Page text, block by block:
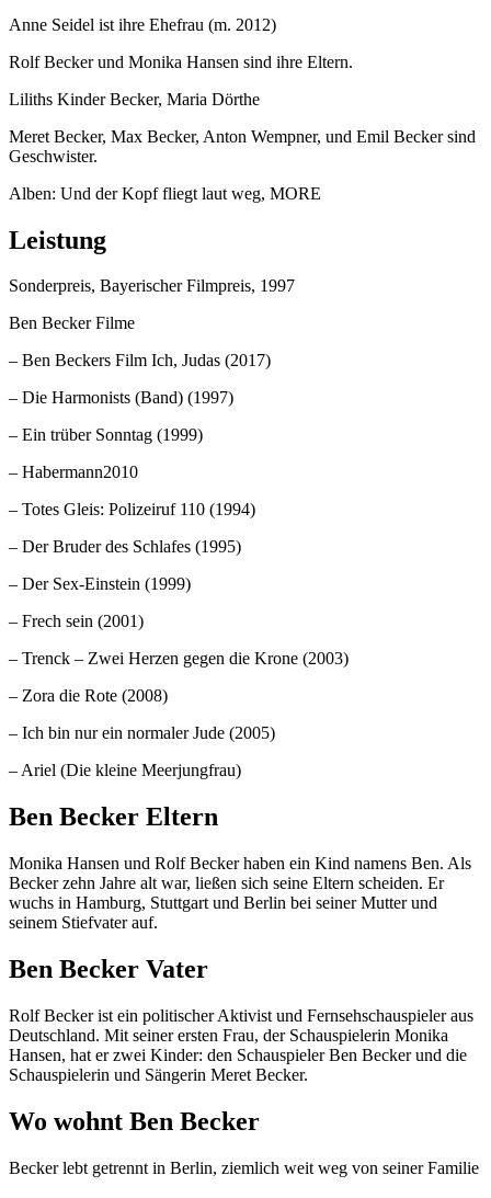
Anne Seidel ist ihre Ehefrau (m. 2012)
Rolf Becker und Monika Hansen sind ihre Eltern.
Liliths Kinder Becker, Maria Dörthe
Meret Becker, Max Becker, Anton Wempner, und Emil Becker sind
Geschwister.
Alben: Und der Kopf fliegt laut weg, MORE
Leistung
Sonderpreis, Bayerischer Filmpreis, 1997
Ben Becker Filme
– Ben Beckers Film Ich, Judas (2017)
– Die Harmonists (Band) (1997)
– Ein trüber Sonntag (1999)
– Habermann2010
– Totes Gleis: Polizeiruf 110 (1994)
– Der Bruder des Schlafes (1995)
– Der Sex-Einstein (1999)
– Frech sein (2001)
– Trenck – Zwei Herzen gegen die Krone (2003)
– Zora die Rote (2008)
– Ich bin nur ein normaler Jude (2005)
– Ariel (Die kleine Meerjungfrau)
Ben Becker Eltern
Monika Hansen und Rolf Becker haben ein Kind namens Ben. Als
Becker zehn Jahre alt war, ließen sich seine Eltern scheiden. Er
wuchs in Hamburg, Stuttgart und Berlin bei seiner Mutter und
seinem Stiefvater auf.
Ben Becker Vater
Rolf Becker ist ein politischer Aktivist und Fernsehschauspieler aus
Deutschland. Mit seiner ersten Frau, der Schauspielerin Monika
Hansen, hat er zwei Kinder: den Schauspieler Ben Becker und die
Schauspielerin und Sängerin Meret Becker.
Wo wohnt Ben Becker
Becker lebt getrennt in Berlin, ziemlich weit weg von seiner Familie